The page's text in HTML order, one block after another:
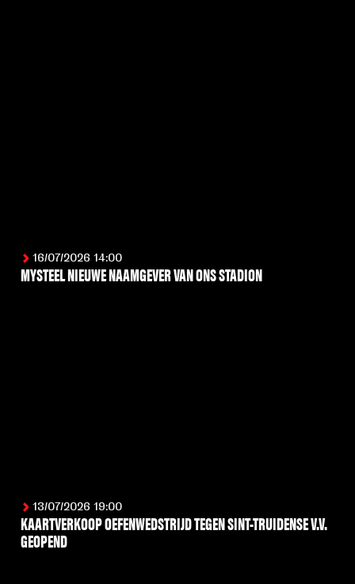
16/07/2026 14:00
MYSTEEL NIEUWE NAAMGEVER VAN ONS STADION
13/07/2026 19:00
KAARTVERKOOP OEFENWEDSTRIJD TEGEN SINT-TRUIDENSE V.V.
GEOPEND